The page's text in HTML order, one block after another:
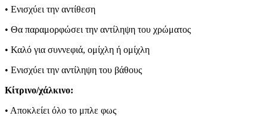
• Ενισχύει την αντίθεση
• Θα παραμορφώσει την αντίληψη του χρώματος
• Καλό για συννεφιά, ομίχλη ή ομίχλη
• Ενισχύει την αντίληψη του βάθους
Κίτρινο/χάλκινο:
• Αποκλείει όλο το μπλε φως